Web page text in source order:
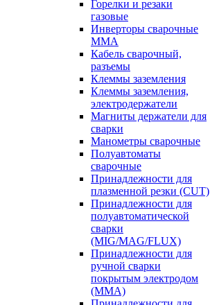
Горелки и резаки
газовые
Инверторы сварочные
ММА
Кабель сварочный,
разъемы
Клеммы заземления
Клеммы заземления,
электродержатели
Магниты держатели для
сварки
Манометры сварочные
Полуавтоматы
сварочные
Принадлежности для
плазменной резки (CUT)
Принадлежности для
полуавтоматической
сварки
(MIG/MAG/FLUX)
Принадлежности для
ручной сварки
покрытым электродом
(MMA)